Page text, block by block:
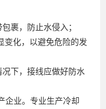
裹，防止水侵入；
变化，以避免危险的发
下，接线应做好防水
企业。专业生产冷却